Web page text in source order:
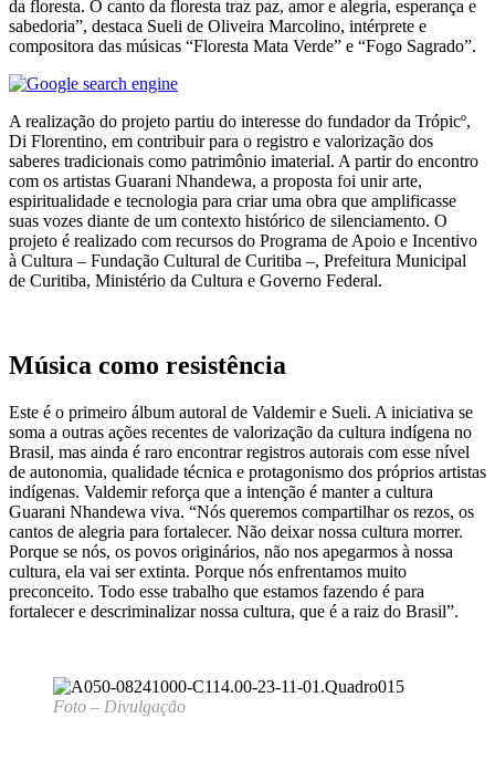
da floresta. O canto da floresta traz paz, amor e alegria, esperança e
sabedoria”, destaca Sueli de Oliveira Marcolino, intérprete e
compositora das músicas “Floresta Mata Verde” e “Fogo Sagrado”.
A realização do projeto partiu do interesse do fundador da Trópicº,
Di Florentino, em contribuir para o registro e valorização dos
saberes tradicionais como patrimônio imaterial. A partir do encontro
com os artistas Guarani Nhandewa, a proposta foi unir arte,
espiritualidade e tecnologia para criar uma obra que amplificasse
suas vozes diante de um contexto histórico de silenciamento. O
projeto é realizado com recursos do Programa de Apoio e Incentivo
à Cultura – Fundação Cultural de Curitiba –, Prefeitura Municipal
de Curitiba, Ministério da Cultura e Governo Federal.
Música como resistência
Este é o primeiro álbum autoral de Valdemir e Sueli. A iniciativa se
soma a outras ações recentes de valorização da cultura indígena no
Brasil, mas ainda é raro encontrar registros autorais com esse nível
de autonomia, qualidade técnica e protagonismo dos próprios artistas
indígenas. Valdemir reforça que a intenção é manter a cultura
Guarani Nhandewa viva. “Nós queremos compartilhar os rezos, os
cantos de alegria para fortalecer. Não deixar nossa cultura morrer.
Porque se nós, os povos originários, não nos apegarmos à nossa
cultura, ela vai ser extinta. Porque nós enfrentamos muito
preconceito. Todo esse trabalho que estamos fazendo é para
fortalecer e descriminalizar nossa cultura, que é a raiz do Brasil”.
Foto – Divulgação